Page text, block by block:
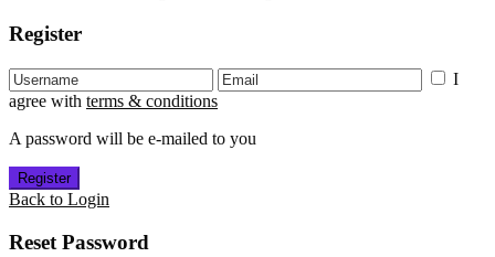
Register
I
agree with terms & conditions
A password will be e-mailed to you
Register
Back to Login
Reset Password